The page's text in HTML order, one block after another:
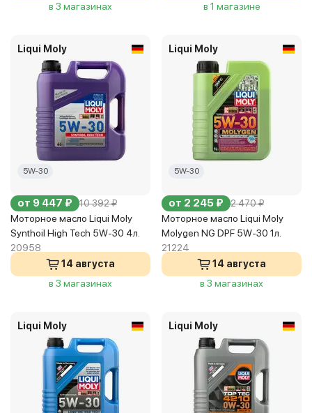
в 3 магазинах
в 1 магазине
Liqui Moly
5W-30
от 9 447 ₽ 10 392 ₽
Моторное масло Liqui Moly
Synthoil High Tech 5W-30 4л.
20958
14 августа
в 3 магазинах
Liqui Moly
5W-30
от 2 245 ₽ 2 470 ₽
Моторное масло Liqui Moly
Molygen NG DPF 5W-30 1л.
21224
14 августа
в 3 магазинах
Liqui Moly Liqui Moly